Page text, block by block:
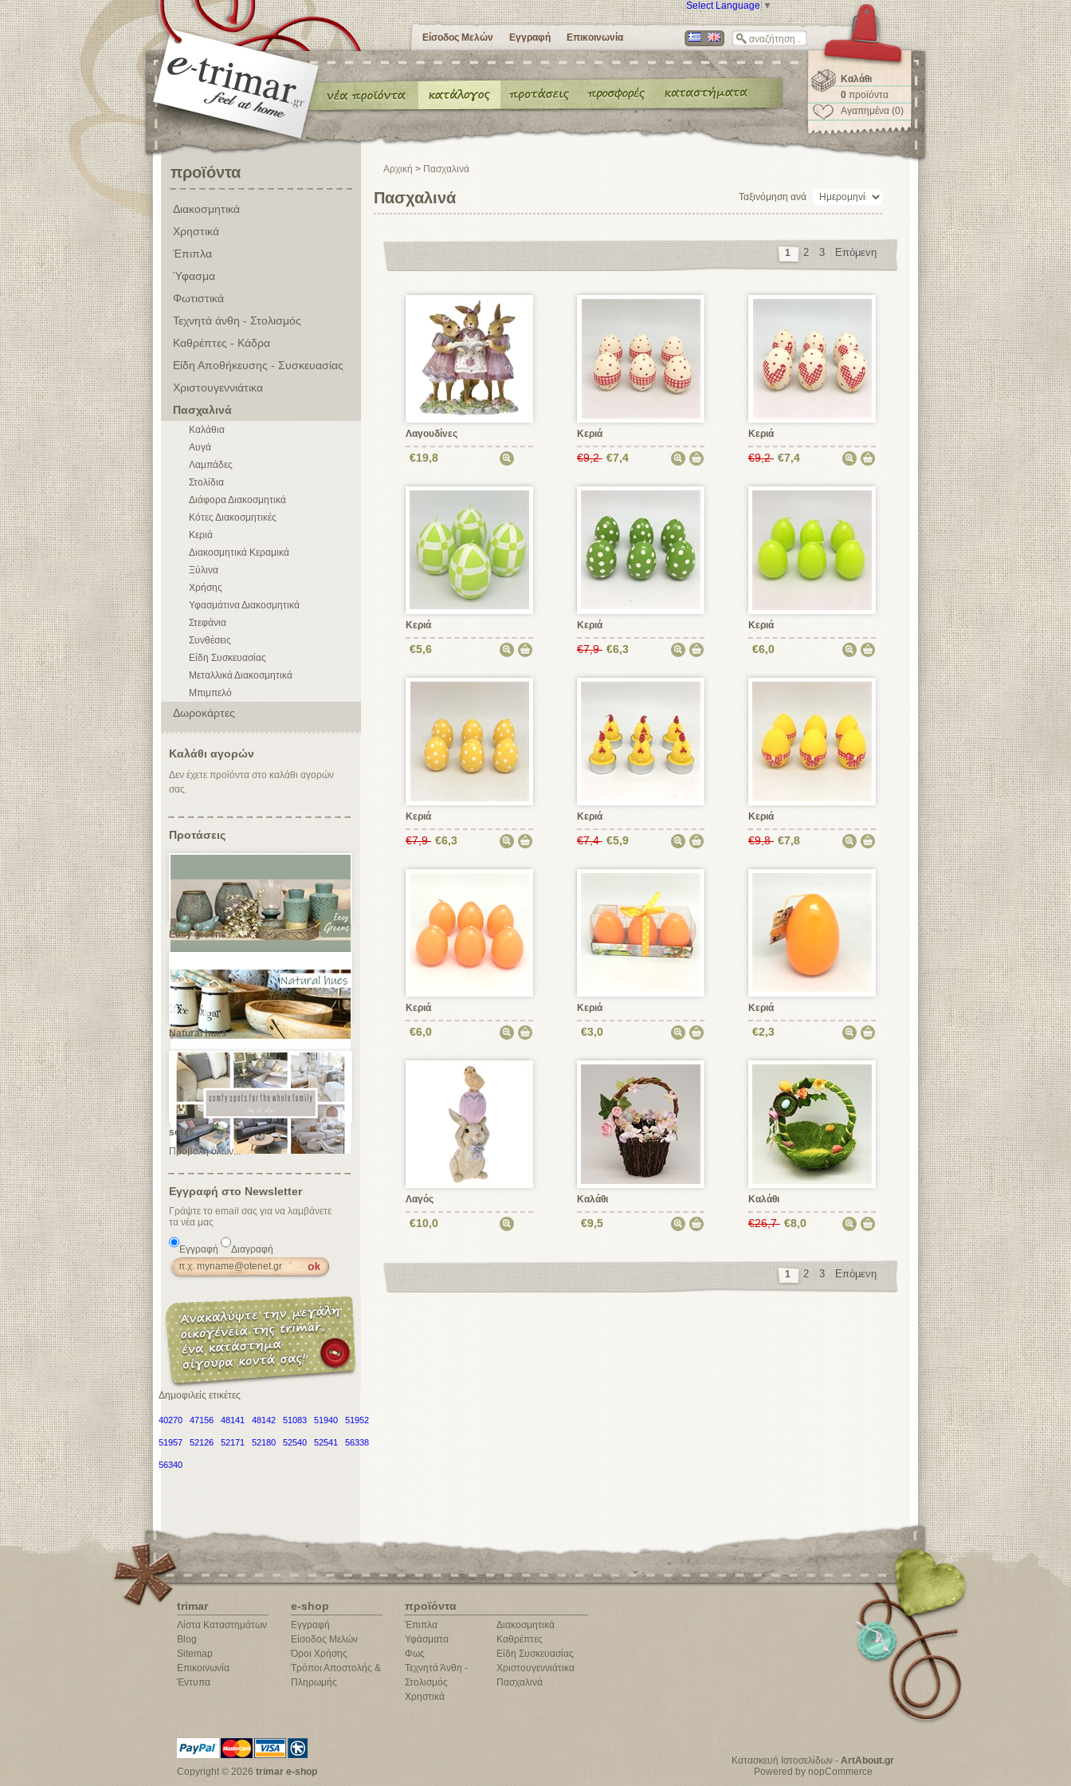
Select Language ▼
Είσοδος Μελών Εγγραφή Επικοινωνία
Καλάθι
0 προϊόντα
Αγαπημένα (0)
προϊόντα
Διακοσμητικά
Χρηστικά
Έπιπλα
Ύφασμα
Φωτιστικά
Τεχνητά άνθη - Στολισμός
Καθρέπτες - Κάδρα
Είδη Αποθήκευσης - Συσκευασίας
Χριστουγεννιάτικα
Πασχαλινά
Καλάθια
Αυγά
Λαμπάδες
Στολίδια
Διάφορα Διακοσμητικά
Κότες Διακοσμητικές
Κεριά
Διακοσμητικά Κεραμικά
Ξύλινα
Χρήσης
Υφασμάτινα Διακοσμητικά
Στεφάνια
Συνθέσεις
Είδη Συσκευασίας
Μεταλλικά Διακοσμητικά
Μπιμπελό
Δωροκάρτες
Καλάθι αγορών
Δεν έχετε προϊόντα στο καλάθι αγορών
σας.
Προτάσεις
Easy greens
Natural hues
sofas
Προβολή όλων...
Εγγραφή στο Newsletter
Γράψτε το email σας για να λαμβάνετε
τα νέα μας
Εγγραφή Διαγραφή
Δημοφιλείς ετικέτες
40270 47156 48141 48142 51083 51940 51952
51957 52126 52171 52180 52540 52541 56338
56340
Αρχική > Πασχαλινά
Πασχαλινά Ταξινόμηση ανά
1 2 3 Επόμενη
Λαγουδίνες
€19,8
Κεριά
€9,2 €7,4
Κεριά
€9,2 €7,4
Κεριά
€5,6
Κεριά
€7,9 €6,3
Κεριά
€6,0
Κεριά
€7,9 €6,3
Κεριά
€7,4 €5,9
Κεριά
€9,8 €7,8
Κεριά
€6,0
Κεριά
€3,0
Κεριά
€2,3
Λαγός
€10,0
Καλάθι
€9,5
Καλάθι
€26,7 €8,0
1 2 3 Επόμενη
trimar
Λίστα Καταστημάτων
Blog
Sitemap
Επικοινωνία
Έντυπα
e-shop
Εγγραφή
Είσοδος Μελών
Όροι Χρήσης
Τρόποι Αποστολής &
Πληρωμής
προϊόντα
Έπιπλα
Υφάσματα
Φως
Τεχνητά Άνθη -
Στολισμός
Χρηστικά
Διακοσμητικά
Καθρέπτες
Είδη Συσκευασίας
Χριστουγεννιάτικα
Πασχαλινά
Copyright © 2026 trimar e-shop
Κατασκευή Ιστοσελίδων - ArtAbout.gr
Powered by nopCommerce